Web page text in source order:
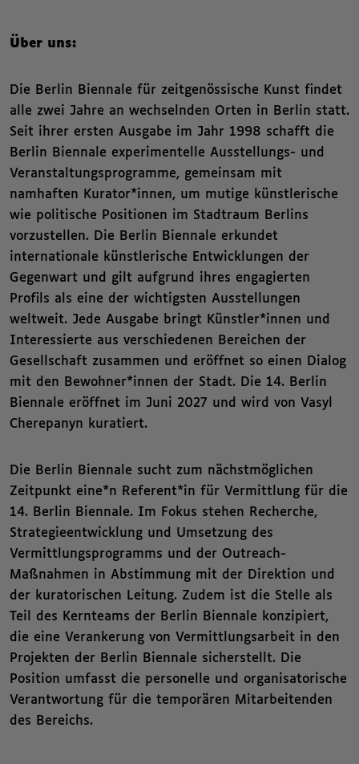
Über uns:
Die Berlin Biennale für zeitgenössische Kunst findet
alle zwei Jahre an wechselnden Orten in Berlin statt.
Seit ihrer ersten Ausgabe im Jahr 1998 schafft die
Berlin Biennale experimentelle Ausstellungs- und
Veranstaltungsprogramme, gemeinsam mit
namhaften Kurator*innen, um mutige künstlerische
wie politische Positionen im Stadtraum Berlins
vorzustellen. Die Berlin Biennale erkundet
internationale künstlerische Entwicklungen der
Gegenwart und gilt aufgrund ihres engagierten
Profils als eine der wichtigsten Ausstellungen
weltweit. Jede Ausgabe bringt Künstler*innen und
Interessierte aus verschiedenen Bereichen der
Gesellschaft zusammen und eröffnet so einen Dialog
mit den Bewohner*innen der Stadt. Die 14. Berlin
Biennale eröffnet im Juni 2027 und wird von Vasyl
Cherepanyn kuratiert.
Die Berlin Biennale sucht zum nächstmöglichen
Zeitpunkt eine*n Referent*in für Vermittlung für die
14. Berlin Biennale. Im Fokus stehen Recherche,
Strategieentwicklung und Umsetzung des
Vermittlungsprogramms und der Outreach-
Maßnahmen in Abstimmung mit der Direktion und
der kuratorischen Leitung. Zudem ist die Stelle als
Teil des Kernteams der Berlin Biennale konzipiert,
die eine Verankerung von Vermittlungsarbeit in den
Projekten der Berlin Biennale sicherstellt. Die
Position umfasst die personelle und organisatorische
Verantwortung für die temporären Mitarbeitenden
des Bereichs.